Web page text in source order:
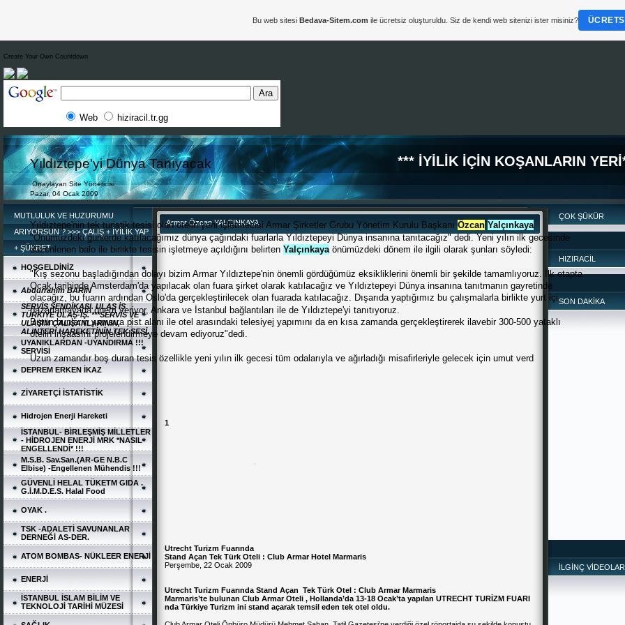
Create Your Own Countdown
Web hiziracil.tr.gg
*** İYİLİK İÇİN KOŞANLARIN
MUTLULUK VE HUZURUMU
ARIYORSUN ? >>> ÇALIŞ + İYİLİK YAP
+ ŞÜKRET
HOŞGELDİNİZ
Abdurrahim BARIN
SERVİS SENDİKASI. ULAŞ İŞ
TÜRKİYE ULAŞ-İŞ. ***SERVİS VE
ULAŞIM ÇALIŞANLARININ,
ALINTERİ HAREKETİNİN TEK SESİ.
UYANIKLARDAN -UYANDIRMA !!!
SERVİSİ
DEPREM ERKEN İKAZ
ZİYARETÇİ İSTATİSTİK
Hidrojen Enerji Hareketi
İSTANBUL- BİRLEŞMİŞ MİLLETLER
- HİDROJEN ENERJİ MRK *NASIL
ENGELLENDİ* !!!
M.S.B. Sav.San.(AR-GE N.B.C
Elbise) -Engellenen Mühendis !!!
GÜVENLİ HELAL TÜKETM GIDA .
G.İ.M.D.E.S. Halal Food
OYAK .
TSK -ADALETİ SAVUNANLAR
DERNEĞİ AS-DER.
ATOM BOMBAS- NÜKLEER ENERJİ
ENERJİ
İSTANBUL İSLAM BİLİM VE
TEKNOLOJİ TARİHİ MÜZESİ
Armar Özcan YALÇINKAYA
1
Yıldıztepe'yi Dünya Tanıyacak
Onaylayan Site Yöneticisi
Pazar, 04 Ocak 2009
Yıldıztepe'nin tek turistik tesisi olan otelin yeni işletmecisi Armar Şirketler Grubu Yönetim Kurulu Başkanı Özcan Yalçınkaya
"Önümüzdeki günlerde katılacağımız dünya çağındaki fuarlarla Yıldıztepeyi Dünya insanına tanıtacağız" dedi. Yeni yılın ilk gecesinde
düzenlenen balo ile birlikte tesisin işletmeye açıldığını belirten Yalçınkayaönümüzdeki dönem ile ilgili olarak şunları söyledi:
"Kış sezonu başladığından dolayı bizim Armar Yıldıztepe'nin önemli gördüğümüz eksikliklerini önemli bir şekilde tamamlıyoruz. İlk etapta
Ocak tarihinde Amsterdam'da yapılacak olan fuara şirket olarak katılacağız ve Yıldıztepeyi Dünya insanına tanıtmanın gayretinde
olacağız, bu fuarın ardından Oslo'da gerçekleştirilecek olan fuarada katılacağız. Dışarıda yaptığımız bu çalışmalarla birlikte yurt içi
pazarlamayada önem veriyor, Ankara ve İstanbul bağlantıları ile de Yıldıztepe'yi tanıtıyoruz.
Bütün bunların yanısıra pist alanı ile otel arasındaki telesiyej yapımını da en kısa zamanda gerçekleştirerek ilavebir 300-500 yataklı
otelin inşaasını projelendirmeye devam ediyoruz"dedi.
Uzun zamandır boş duran tesis özellikle yeni yılın ilk gecesi tüm odalarıyla ve ağırladığı misafirleriyle gelecek için umut verd
Utrecht Turizm Fuarında
Stand Açan Tek Türk Oteli : Club Armar Hotel Marmaris
Perşembe, 22 Ocak 2009
Utrecht Turizm Fuarında Stand Açan Tek Türk Otel : Club Armar Marmaris
Marmaris’te bulunan Club Armar Oteli , Hollanda’da 13-18 Ocak’ta yapılan UTRECHT TURİZM FUARI
nda Türkiye Turizm ini stand açarak temsil eden tek otel oldu.
ÇOK ŞÜKÜR
HIZIRACİL
SON DAKİKA
İLGİNÇ VİDEOLAR
Bu web sitesi Bedava-Sitem.com ile ücretsiz oluşturuldu. Siz de kendi web sitenizi ister misiniz?
*